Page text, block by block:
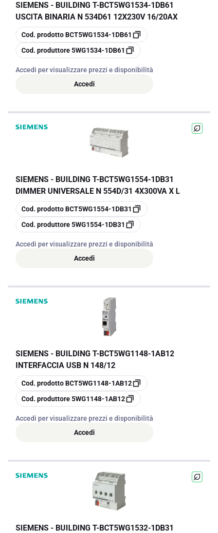
SIEMENS - BUILDING T-BCT5WG1534-1DB61
USCITA BINARIA N 534D61 12X230V 16/20AX
copia
Cod. prodottoBCT5WG1534-1DB61
copia
Cod. produttore5WG1534-1DB61
Accedi per visualizzare prezzi e disponibilità
Accedi
SIEMENS - BUILDING T-BCT5WG1554-1DB31
DIMMER UNIVERSALE N 554D/31 4X300VA X L
copia
Cod. prodottoBCT5WG1554-1DB31
copia
Cod. produttore5WG1554-1DB31
Accedi per visualizzare prezzi e disponibilità
Accedi
SIEMENS - BUILDING T-BCT5WG1148-1AB12
INTERFACCIA USB N 148/12
copia
Cod. prodottoBCT5WG1148-1AB12
copia
Cod. produttore5WG1148-1AB12
Accedi per visualizzare prezzi e disponibilità
Accedi
SIEMENS - BUILDING T-BCT5WG1532-1DB31